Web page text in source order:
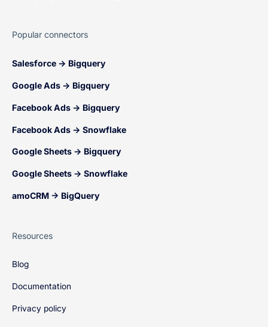
Popular connectors
Salesforce → Bigquery
Google Ads → Bigquery
Facebook Ads → Bigquery
Facebook Ads → Snowflake
Google Sheets → Bigquery
Google Sheets → Snowflake
amoCRM → BigQuery
Resources
Blog
Documentation
Privacy policy